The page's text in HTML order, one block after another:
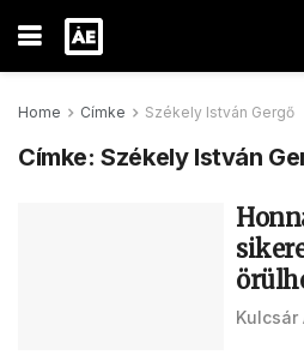
Home Címke Székely István Gergő
Címke:Székely István
Kulcsár